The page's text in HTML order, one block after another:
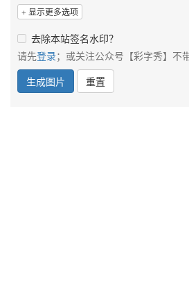
显示更多选项
去除本站签名水印？
请先登录；或关注公众号【彩字秀】不
生成图片
重置